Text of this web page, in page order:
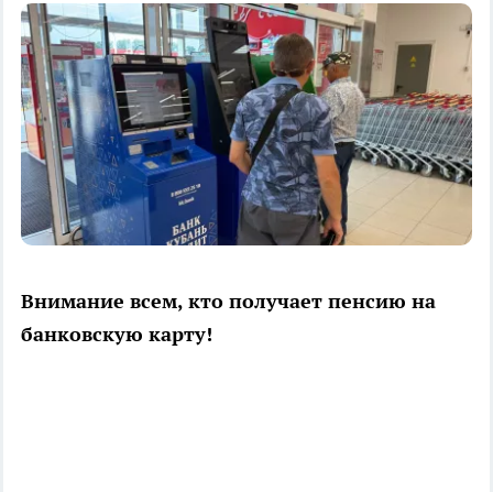
Внимание всем, кто получает пенсию на
банковскую карту!